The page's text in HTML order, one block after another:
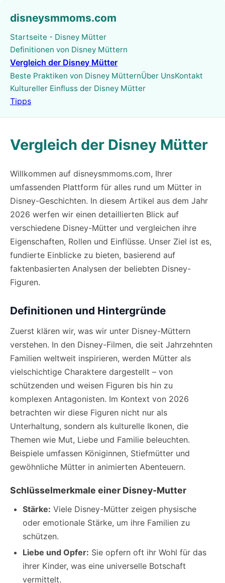
disneysmmoms.com
Startseite - Disney Mütter
Definitionen von Disney Müttern
Vergleich der Disney Mütter
Beste Praktiken von Disney MütternÜber UnsKontakt
Kultureller Einfluss der Disney Mütter
Tipps
Vergleich der Disney Mütter
Willkommen auf disneysmmoms.com, Ihrer
umfassenden Plattform für alles rund um Mütter in
Disney-Geschichten. In diesem Artikel aus dem Jahr
2026 werfen wir einen detaillierten Blick auf
verschiedene Disney-Mütter und vergleichen ihre
Eigenschaften, Rollen und Einflüsse. Unser Ziel ist es,
fundierte Einblicke zu bieten, basierend auf
faktenbasierten Analysen der beliebten Disney-
Figuren.
Definitionen und Hintergründe
Zuerst klären wir, was wir unter Disney-Müttern
verstehen. In den Disney-Filmen, die seit Jahrzehnten
Familien weltweit inspirieren, werden Mütter als
vielschichtige Charaktere dargestellt – von
schützenden und weisen Figuren bis hin zu
komplexen Antagonisten. Im Kontext von 2026
betrachten wir diese Figuren nicht nur als
Unterhaltung, sondern als kulturelle Ikonen, die
Themen wie Mut, Liebe und Familie beleuchten.
Beispiele umfassen Königinnen, Stiefmütter und
gewöhnliche Mütter in animierten Abenteuern.
Schlüsselmerkmale einer Disney-Mutter
Stärke: Viele Disney-Mütter zeigen physische
oder emotionale Stärke, um ihre Familien zu
schützen.
Liebe und Opfer: Sie opfern oft ihr Wohl für das
ihrer Kinder, was eine universelle Botschaft
vermittelt.